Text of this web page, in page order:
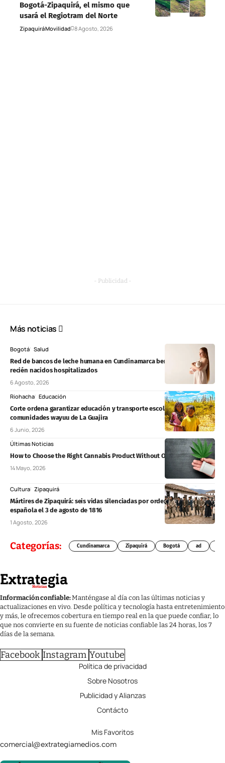
Bogotá-Zipaquirá, el mismo que
usará el Regiotram del Norte
ZipaquiráMovilidad 8 Agosto, 2026
- Publicidad -
Más noticias
Bogotá Salud
Red de bancos de leche humana en Cundinamarca beneficia a 362
recién nacidos hospitalizados
6 Agosto, 2026
Riohacha Educación
Corte ordena garantizar educación y transporte escolar a
comunidades wayuu de La Guajira
6 Junio, 2026
Últimas Noticias
How to Choose the Right Cannabis Product Without Overthinking It
14 Mayo, 2026
Cultura Zipaquirá
Mártires de Zipaquirá: seis vidas silenciadas por orden de la Corona
española el 3 de agosto de 1816
1 Agosto, 2026
Categorías: Cundinamarca Zipaquirá Bogotá ad
Información confiable:Manténgase al día con las últimas noticias y
actualizaciones en vivo. Desde política y tecnología hasta entretenimiento
y más, le ofrecemos cobertura en tiempo real en la que puede confiar, lo
que nos convierte en su fuente de noticias confiable las 24 horas, los 7
días de la semana.
Facebook Instagram Youtube
Política de privacidad
Sobre Nosotros
Publicidad y Alianzas
Contácto
Mis Favoritos
comercial@extrategiamedios.com